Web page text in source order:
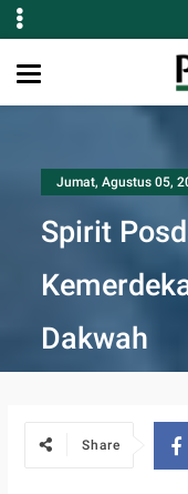
Jumat, Agustus 05,
Spirit
Dakwah
Share